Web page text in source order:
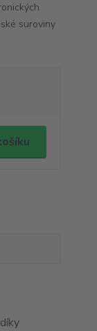
suroviny